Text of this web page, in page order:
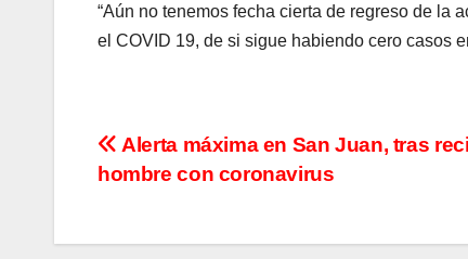
“Aún no tenemos fecha cierta de regreso de la
el COVID 19, de si sigue habiendo cero casos
N
v
Alerta máxima en San Juan, tras
hombre con coronavirus